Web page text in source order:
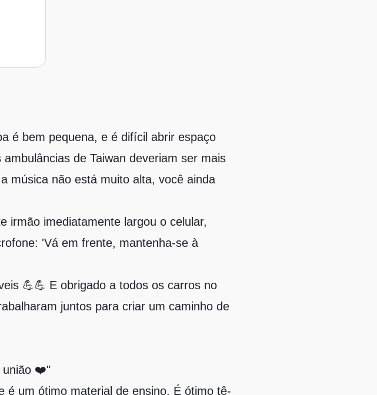
é bem pequena, e é difícil abrir espaço
de Taiwan deveriam ser mais
música não está muito alta, você ainda
irmão imediatamente largou o celular,
'Vá em frente, mantenha-se à
💪💪 E obrigado a todos os carros no
juntos para criar um caminho de
união ❤️"
é um ótimo material de ensino. É ótimo tê-